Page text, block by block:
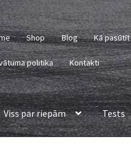
Shop Blog Kā pasūtīt
politika Kontakti
Viss par riepām Tests